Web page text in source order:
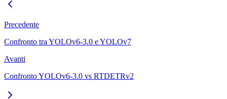
Precedente
Confronto tra YOLOv6-3.0 e YOLOv7
Avanti
Confronto YOLOv6-3.0 vs RTDETRv2